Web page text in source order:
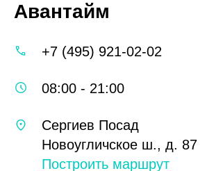
Авантайм
+7 (495) 921-02-02
08:00 - 21:00
Сергиев Посад
Новоугличское ш., д. 87
Построить маршрут